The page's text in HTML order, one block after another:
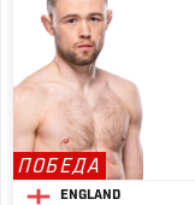
ПОБЕДА
ENGLAND